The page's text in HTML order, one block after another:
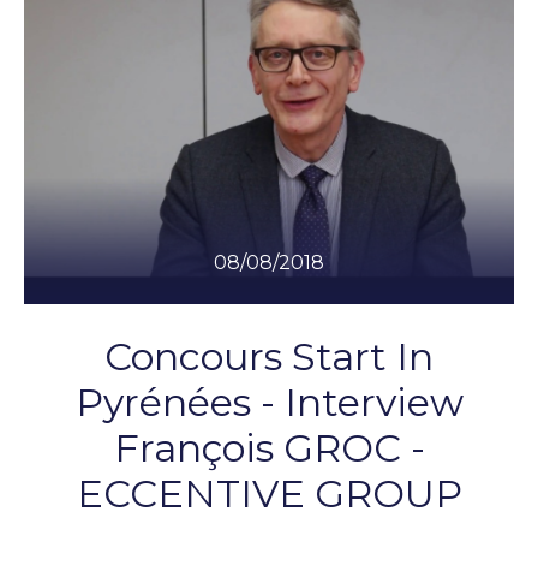
08/08/2018
Concours Start In
Pyrénées - Interview
François GROC -
ECCENTIVE GROUP